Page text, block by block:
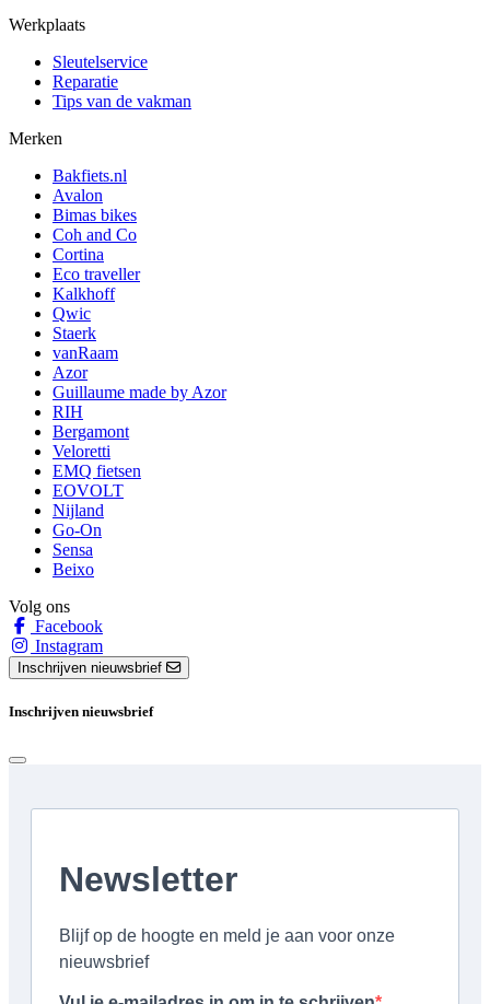
Werkplaats
Sleutelservice
Reparatie
Tips van de vakman
Merken
Bakfiets.nl
Avalon
Bimas bikes
Coh and Co
Cortina
Eco traveller
Kalkhoff
Qwic
Staerk
vanRaam
Azor
Guillaume made by Azor
RIH
Bergamont
Veloretti
EMQ fietsen
EOVOLT
Nijland
Go-On
Sensa
Beixo
Volg ons
Facebook
Instagram
Inschrijven nieuwsbrief
Inschrijven nieuwsbrief